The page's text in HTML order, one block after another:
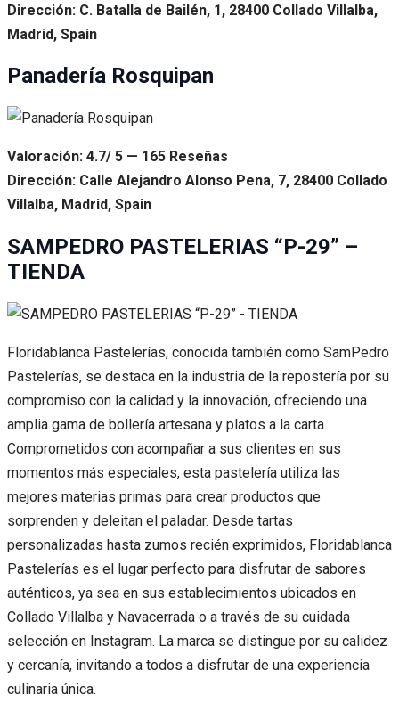
Dirección: C. Batalla de Bailén, 1, 28400 Collado Villalba,
Madrid, Spain
Panadería Rosquipan
Valoración: 4.7/ 5 — 165 Reseñas
Dirección: Calle Alejandro Alonso Pena, 7, 28400 Collado
Villalba, Madrid, Spain
SAMPEDRO PASTELERIAS “P-29” –
TIENDA
Floridablanca Pastelerías, conocida también como SamPedro
Pastelerías, se destaca en la industria de la repostería por su
compromiso con la calidad y la innovación, ofreciendo una
amplia gama de bollería artesana y platos a la carta.
Comprometidos con acompañar a sus clientes en sus
momentos más especiales, esta pastelería utiliza las
mejores materias primas para crear productos que
sorprenden y deleitan el paladar. Desde tartas
personalizadas hasta zumos recién exprimidos, Floridablanca
Pastelerías es el lugar perfecto para disfrutar de sabores
auténticos, ya sea en sus establecimientos ubicados en
Collado Villalba y Navacerrada o a través de su cuidada
selección en Instagram. La marca se distingue por su calidez
y cercanía, invitando a todos a disfrutar de una experiencia
culinaria única.